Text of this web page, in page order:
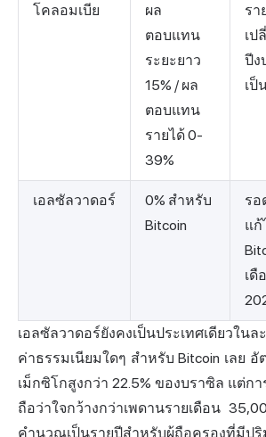
โคลอมเบีย
ผล
ตอบแทน
ระยะยาว
15% / ผล
ตอบแทน
รายได้ 0-
39%
รา
เป
ปีง
เป็
เอลซัลวาดอร์
0% สำหรับ
Bitcoin
รอ
แก้
เดื
เอลซัลวาดอร์ยังคงเป็นประเทศเดียวใน
ค่าธรรมเนียมใดๆ สำหรับ Bitcoin เลย อั
เม็กซิโกสูงกว่า 22.5% ของบราซิล แต่กา
ถือว่าใจกว้างกว่าเพดานรายเดือน
คำนวณเป็นรายปีสำหรับผู้ถือครองที่มีป